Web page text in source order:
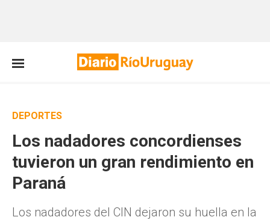
DEPORTES
Los nadadores concordienses
tuvieron un gran rendimiento en
Paraná
Los nadadores del CIN dejaron su huella en la